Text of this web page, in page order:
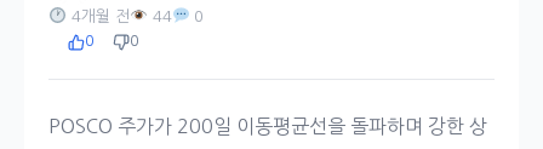
4개월 전 44 0
0 0
POSCO 주가가 200일 이동평균선을 돌파하며 강한 상